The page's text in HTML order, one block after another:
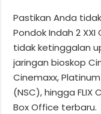
Pastikan Anda
Pondok Indah 2
tidak ketinggalan
jaringan bioskop
Cinemaxx,
(NSC), hingga
Box Office terbaru.